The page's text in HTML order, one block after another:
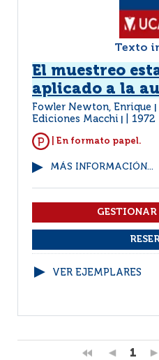
Texto
El muestreo
aplicado a la
Fowler Newton, Enrique
Ediciones Macchi
1972
| En formato papel.
MÁS INFORMACIÓN...
VER EJEMPLARES
1